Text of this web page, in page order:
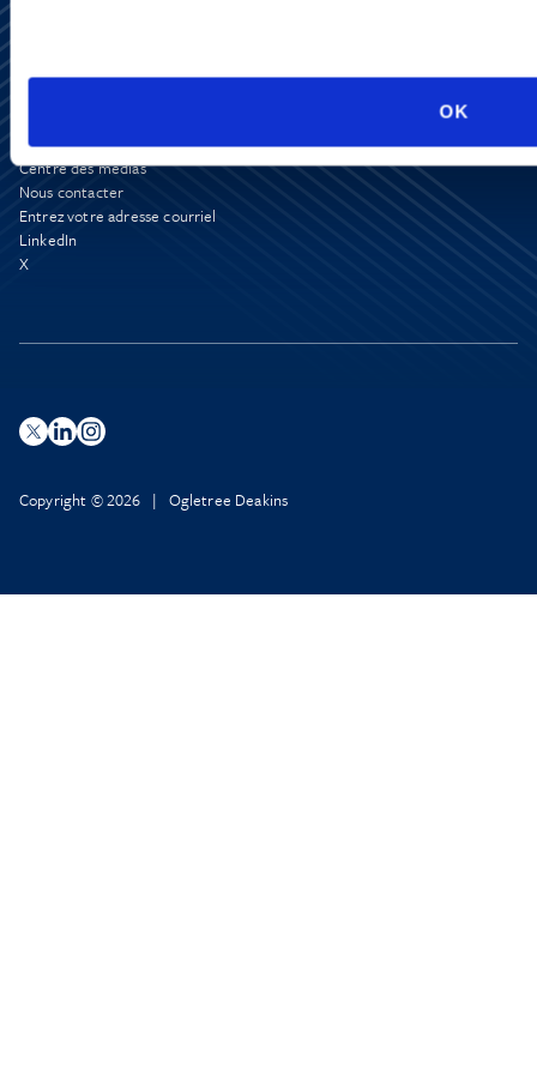
OK
Centre des médias
Nous contacter
Entrez votre adresse courriel
LinkedIn
X
Copyright © 2026 | Ogletree Deakins